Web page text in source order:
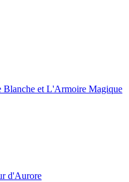
Blanche et L'Armoire Magique
d'Aurore